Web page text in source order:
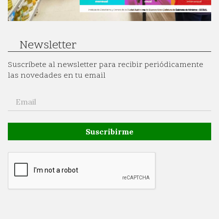
Newsletter
Suscríbete al newsletter para recibir periódicamente
las novedades en tu email
Suscribirme